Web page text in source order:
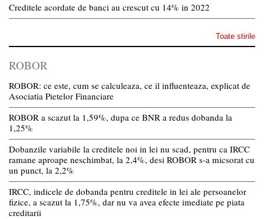
Creditele acordate de banci au crescut cu 14% in 2022
Toate stirile
ROBOR
ROBOR: ce este, cum se calculeaza, ce il influenteaza, explicat de
Asociatia Pietelor Financiare
ROBOR a scazut la 1,59%, dupa ce BNR a redus dobanda la
1,25%
Dobanzile variabile la creditele noi in lei nu scad, pentru ca IRCC
ramane aproape neschimbat, la 2,4%, desi ROBOR s-a micsorat cu
un punct, la 2,2%
IRCC, indicele de dobanda pentru creditele in lei ale persoanelor
fizice, a scazut la 1,75%, dar nu va avea efecte imediate pe piata
creditarii